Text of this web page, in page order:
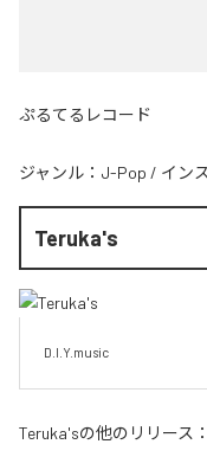
ぷるてるレコード
ジャンル： J-Pop / イン
Teruka's
D.I.Y.music
Teruka'sの他のリリース：